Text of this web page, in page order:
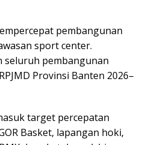
pembangunan
sport center.
seluruh pembangunan
Provinsi Banten 2026–
target percepatan
Basket, lapangan hoki,